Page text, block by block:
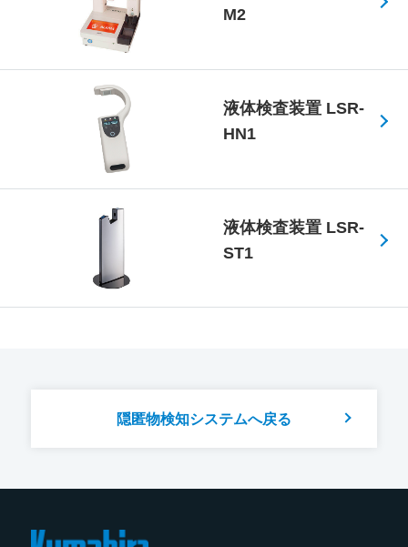
M2
液体検査装置 LSR-
HN1
液体検査装置 LSR-
ST1
隠匿物検知システムへ戻る